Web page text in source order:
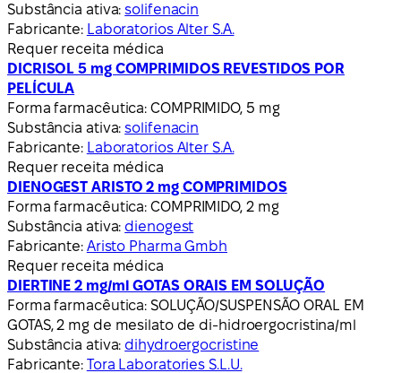
Substância ativa:solifenacin
Fabricante: Laboratorios Alter S.A.
Requer receita médica
DICRISOL 5 mg COMPRIMIDOS REVESTIDOS POR
PELÍCULA
Forma farmacêutica: COMPRIMIDO, 5 mg
Substância ativa:solifenacin
Fabricante: Laboratorios Alter S.A.
Requer receita médica
DIENOGEST ARISTO 2 mg COMPRIMIDOS
Forma farmacêutica: COMPRIMIDO, 2 mg
Substância ativa: dienogest
Fabricante: Aristo Pharma Gmbh
Requer receita médica
DIERTINE 2 mg/ml GOTAS ORAIS EM SOLUÇÃO
Forma farmacêutica: SOLUÇÃO/SUSPENSÃO ORAL EM
GOTAS, 2 mg de mesilato de di-hidroergocristina/ml
Substância ativa: dihydroergocristine
Fabricante: Tora Laboratories S.L.U.